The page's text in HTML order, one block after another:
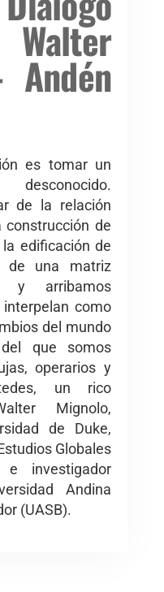
Andén
es tomar un
de la relación
de
edificación de
de una matriz
y arribamos
como
del mundo
que somos
operarios y
un rico
Mignolo,
de Duke,
Globales
investigador
Andina
(UASB).